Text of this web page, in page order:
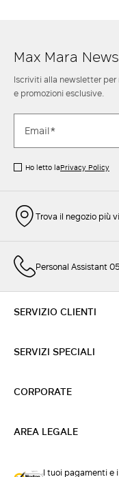
Max Mara News
Iscriviti alla newsletter
e promozioni esclusive.
Ho letto laPrivacy Policy
Trova il negozio più
Personal Assistant
SERVIZIO CLIENTI
SERVIZI SPECIALI
CORPORATE
AREA LEGALE
I tuoi pagamenti e